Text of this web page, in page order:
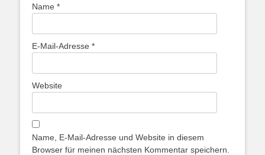
Name *
E-Mail-Adresse *
Website
Name, E-Mail-Adresse und Website in diesem
Browser für meinen nächsten Kommentar speichern.